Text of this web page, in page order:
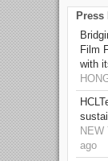
Press
Film
with
NEW
ago